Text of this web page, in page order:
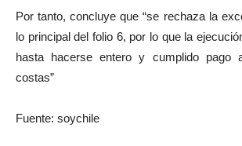
Por tanto, concluye que “se rechaza la
lo principal del folio 6, por lo que la
hasta hacerse entero y cumplido pago
costas”
Fuente: soychile